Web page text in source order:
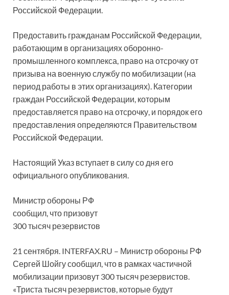
Российской Федерации.
Предоставить гражданам Российской Федерации,
работающим в организациях оборонно-
промышленного комплекса, право на отсрочку от
призыва на военную службу по мобилизации (на
период работы в этих организациях). Категории
граждан Российской Федерации, которым
предоставляется право на отсрочку, и порядок его
предоставления определяются Правительством
Российской Федерации.
Настоящий Указ вступает в силу со дня его
официального опубликования.
Министр обороны РФ
сообщил, что призовут
300 тысяч резервистов
21 сентября. INTERFAX.RU – Министр обороны РФ
Сергей Шойгу сообщил, что в рамках частичной
мобилизации призовут 300 тысяч резервистов.
«Триста тысяч резервистов, которые будут